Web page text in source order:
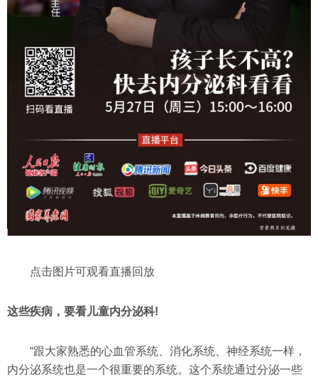
点击图片可观看直播回放
这些疾病，要看儿童内分泌科!
“跟大家熟悉的心血管系统、消化系统、神经系统一样，
内分泌系统也是一个很重要的系统。这个系统通过分泌一些